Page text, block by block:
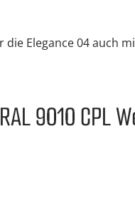
Elegance 04 auch
9010 CPL